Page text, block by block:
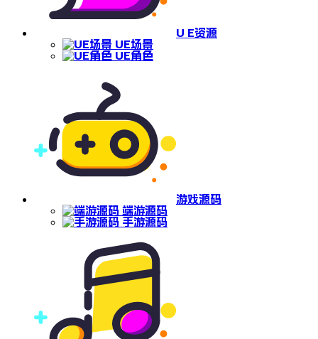
U E资源
UE场景
UE角色
游戏源码
端游源码
手游源码